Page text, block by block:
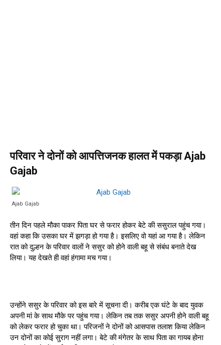
परिवार ने दोनों को आपत्तिजनक हालत में पकड़ा Ajab
Gajab
Ajab Gajab
तीन दिन पहले मौका पाकर पिता घर से फरार होकर बेटे की ससुराल पहुंच गया।
वहां कहा कि उसका घर में झगड़ा हो गया है। इसलिए वो यहां आ गया है। लेकिन
रात को दुल्हन के परिवार वालों ने ससुर को होने वाली बहू से संबंध बनाते देख
लिया। यह देखते ही वहां हंगामा मच गया।
उन्होंने ससुर के परिवार को इस बारे में सूचना दी। करीब एक घंटे के बाद युवक
अपनी मां के साथ मौके पर पहुंच गया। लेकिन तब तक ससुर अपनी होने वाली बहू
को लेकर फरार हो चुका था। परिजनों ने दोनों को आसपास तलाश किया लेकिन
उन दोनों का कोई सुराग नहीं लगा। बेटे की मंगेतर के साथ पिता का गायब होना